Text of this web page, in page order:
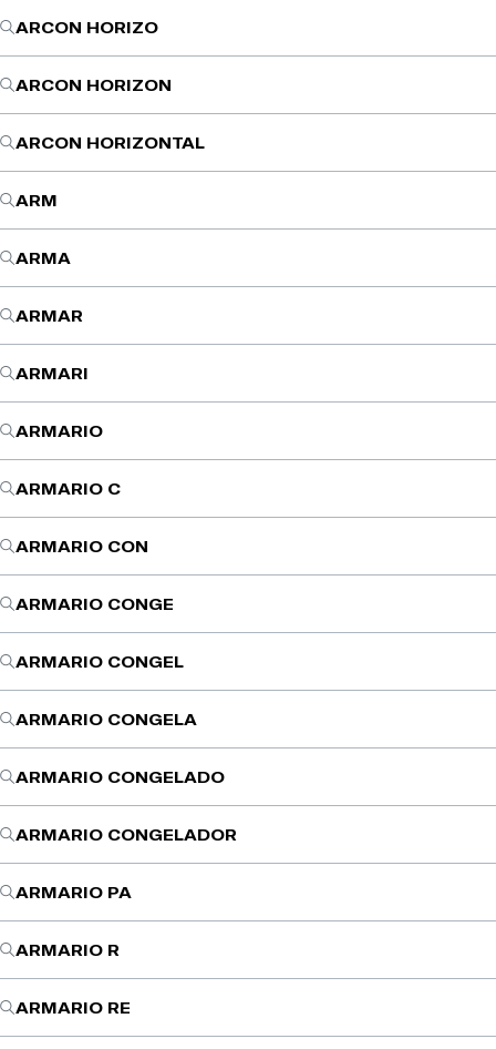
ARCON HORIZO
ARCON HORIZON
ARCON HORIZONTAL
ARM
ARMA
ARMAR
ARMARI
ARMARIO
ARMARIO C
ARMARIO CON
ARMARIO CONGE
ARMARIO CONGEL
ARMARIO CONGELA
ARMARIO CONGELADO
ARMARIO CONGELADOR
ARMARIO PA
ARMARIO R
ARMARIO RE